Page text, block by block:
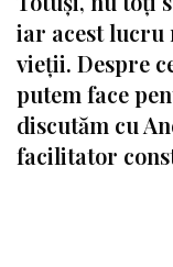
iar acest lucru
vieții. Despre
putem face
discutăm cu
facilitator